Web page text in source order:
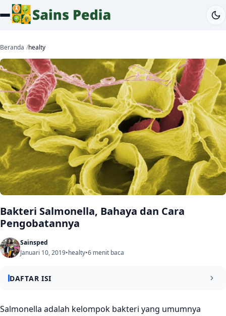
Beranda healty
Bakteri Salmonella, Bahaya dan Cara
Pengobatannya
Sainsped
Januari 10, 2019•healty•6 menit baca
DAFTAR ISI
Fakta-fakta tentang Bakteri Salmonella
Salmonella adalah kelompok bakteri yang umumnya